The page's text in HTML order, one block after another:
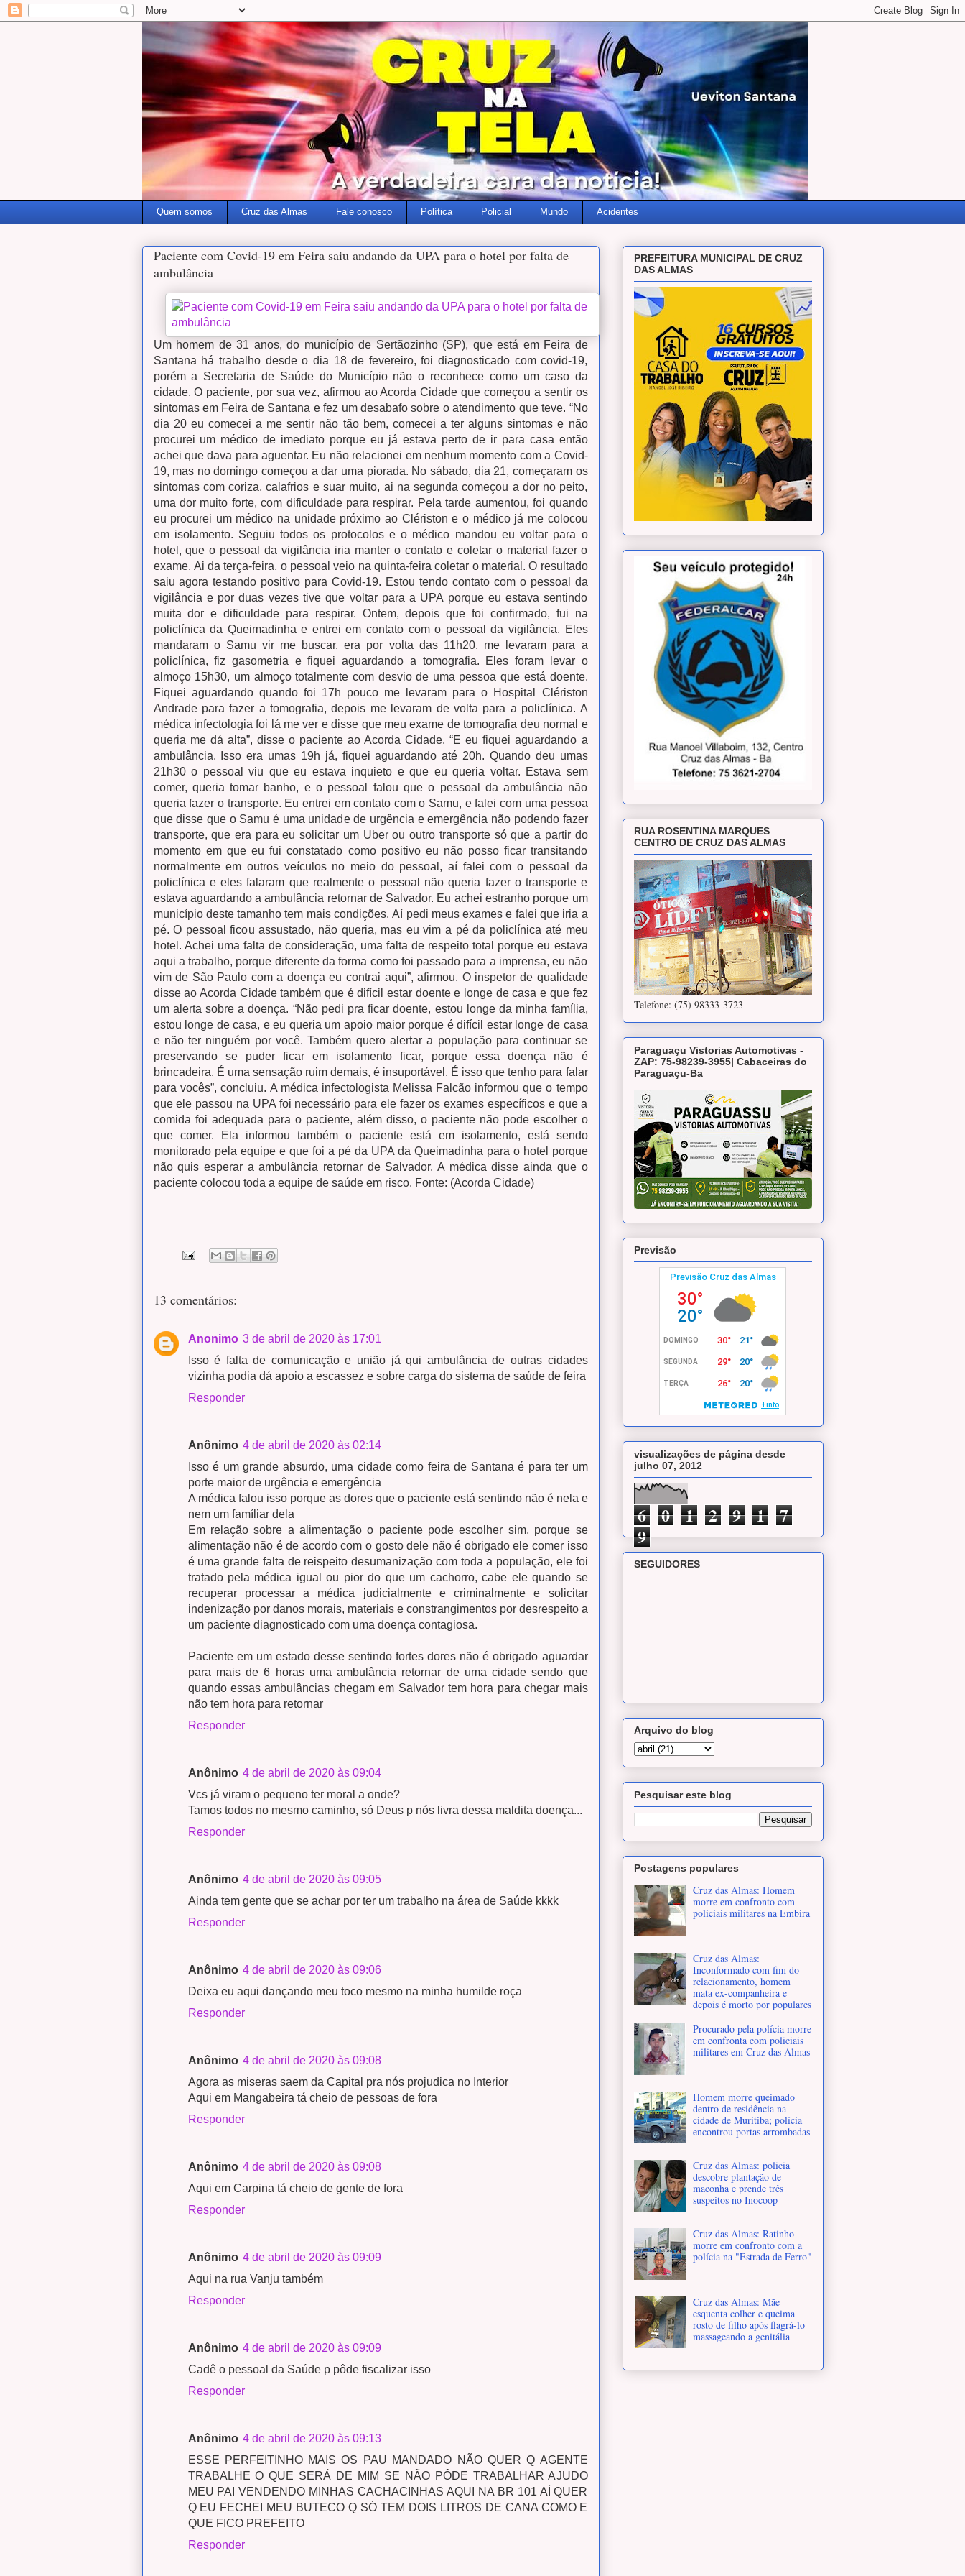
Quem somos Cruz das Almas Fale conosco Política Policial Mundo Acidentes
Paciente com Covid-19 em Feira saiu andando da UPA para o hotel por falta de
ambulância
Um homem de 31 anos, do município de Sertãozinho (SP), que está em Feira de
Santana há trabalho desde o dia 18 de fevereiro, foi diagnosticado com covid-19,
porém a Secretaria de Saúde do Município não o reconhece como um caso da
cidade. O paciente, por sua vez, afirmou ao Acorda Cidade que começou a sentir os
sintomas em Feira de Santana e fez um desabafo sobre o atendimento que teve. “No
dia 20 eu comecei a me sentir não tão bem, comecei a ter alguns sintomas e não
procurei um médico de imediato porque eu já estava perto de ir para casa então
achei que dava para aguentar. Eu não relacionei em nenhum momento com a Covid-
19, mas no domingo começou a dar uma piorada. No sábado, dia 21, começaram os
sintomas com coriza, calafrios e suar muito, ai na segunda começou a dor no peito,
uma dor muito forte, com dificuldade para respirar. Pela tarde aumentou, foi quando
eu procurei um médico na unidade próximo ao Clériston e o médico já me colocou
em isolamento. Seguiu todos os protocolos e o médico mandou eu voltar para o
hotel, que o pessoal da vigilância iria manter o contato e coletar o material fazer o
exame. Ai da terça-feira, o pessoal veio na quinta-feira coletar o material. O resultado
saiu agora testando positivo para Covid-19. Estou tendo contato com o pessoal da
vigilância e por duas vezes tive que voltar para a UPA porque eu estava sentindo
muita dor e dificuldade para respirar. Ontem, depois que foi confirmado, fui na
policlínica da Queimadinha e entrei em contato com o pessoal da vigilância. Eles
mandaram o Samu vir me buscar, era por volta das 11h20, me levaram para a
policlínica, fiz gasometria e fiquei aguardando a tomografia. Eles foram levar o
almoço 15h30, um almoço totalmente com desvio de uma pessoa que está doente.
Fiquei aguardando quando foi 17h pouco me levaram para o Hospital Clériston
Andrade para fazer a tomografia, depois me levaram de volta para a policlínica. A
médica infectologia foi lá me ver e disse que meu exame de tomografia deu normal e
queria me dá alta”, disse o paciente ao Acorda Cidade.“E eu fiquei aguardando a
ambulância. Isso era umas 19h já, fiquei aguardando até 20h. Quando deu umas
21h30 o pessoal viu que eu estava inquieto e que eu queria voltar. Estava sem
comer, queria tomar banho, e o pessoal falou que o pessoal da ambulância não
queria fazer o transporte. Eu entrei em contato com o Samu, e falei com uma pessoa
que disse que o Samu é uma unidade de urgência e emergência não podendo fazer
transporte, que era para eu solicitar um Uber ou outro transporte só que a partir do
momento em que eu fui constatado como positivo eu não posso ficar transitando
normalmente em outros veículos no meio do pessoal, aí falei com o pessoal da
policlínica e eles falaram que realmente o pessoal não queria fazer o transporte e
estava aguardando a ambulância retornar de Salvador. Eu achei estranho porque um
município deste tamanho tem mais condições.Aí pedi meus exames e falei que iria a
pé. O pessoal ficou assustado, não queria, mas eu vim a pé da policlínica até meu
hotel. Achei uma falta de consideração, uma falta de respeito total porque eu estava
aqui a trabalho, porque diferente da forma como foi passado para a imprensa, eu não
vim de São Paulo com a doença eu contrai aqui”, afirmou. O inspetor de qualidade
disse ao Acorda Cidade também que é difícil estar doente e longe de casa e que fez
um alerta sobre a doença. “Não pedi pra ficar doente, estou longe da minha família,
estou longe de casa, e eu queria um apoio maior porque é difícil estar longe de casa
e não ter ninguém por você. Também quero alertar a população para continuar se
preservando se puder ficar em isolamento ficar, porque essa doença não é
brincadeira. É uma sensação ruim demais, é insuportável. É isso que tenho para falar
para vocês”, concluiu. A médica infectologista Melissa Falcão informou que o tempo
que ele passou na UPA foi necessário para ele fazer os exames específicos e que a
comida foi adequada para o paciente, além disso, o paciente não pode escolher o
que comer.
Ela informou também o paciente está em isolamento, está sendo
monitorado pela equipe e que foi a pé da UPA da Queimadinha para o hotel porque
não quis esperar a ambulância retornar de Salvador. A médica disse ainda que o
paciente colocou toda a equipe de saúde em risco. Fonte: (Acorda Cidade)
13 comentários:
Anonimo 3 de abril de 2020 às 17:01
Isso é falta de comunicação e união já qui ambulância de outras cidades
vizinha podia dá apoio a escassez e sobre carga do sistema de saúde de feira
Responder
Anônimo 4 de abril de 2020 às 02:14
Isso é um grande absurdo, uma cidade como feira de Santana é para ter um
porte maior de urgência e emergência
A médica falou isso porque as dores que o paciente está sentindo não é nela e
nem um famíliar dela
Em relação sobre a alimentação o paciente pode escolher sim, porque se
alimentação não é de acordo com o gosto dele não é obrigado ele comer isso
é uma grande falta de reispeito desumanização com toda a população, ele foi
tratado pela médica igual ou pior do que um cachorro, cabe ele quando se
recuperar processar a médica judicialmente e criminalmente e solicitar
indenização por danos morais, materiais e constrangimentos por desrespeito a
um paciente diagnosticado com uma doença contagiosa.
Paciente em um estado desse sentindo fortes dores não é obrigado aguardar
para mais de 6 horas uma ambulância retornar de uma cidade sendo que
quando essas ambulâncias chegam em Salvador tem hora para chegar mais
não tem hora para retornar
Responder
Anônimo 4 de abril de 2020 às 09:04
Vcs já viram o pequeno ter moral a onde?
Tamos todos no mesmo caminho, só Deus p nós livra dessa maldita doença...
Responder
Anônimo 4 de abril de 2020 às 09:05
Ainda tem gente que se achar por ter um trabalho na área de Saúde kkkk
Responder
Anônimo 4 de abril de 2020 às 09:06
Deixa eu aqui dançando meu toco mesmo na minha humilde roça
Responder
Anônimo 4 de abril de 2020 às 09:08
Agora as miseras saem da Capital pra nós projudica no Interior
Aqui em Mangabeira tá cheio de pessoas de fora
Responder
Anônimo 4 de abril de 2020 às 09:08
Aqui em Carpina tá cheio de gente de fora
Responder
Anônimo 4 de abril de 2020 às 09:09
Aqui na rua Vanju também
Responder
Anônimo 4 de abril de 2020 às 09:09
Cadê o pessoal da Saúde p pôde fiscalizar isso
Responder
Anônimo 4 de abril de 2020 às 09:13
ESSE PERFEITINHO MAIS OS PAU MANDADO NÃO QUER Q AGENTE
TRABALHE O QUE SERÁ DE MIM SE NÃO PÔDE TRABALHAR AJUDO
MEU PAI VENDENDO MINHAS CACHACINHAS AQUI NA BR 101 AÍ QUER
Q EU FECHEI MEU BUTECO Q SÓ TEM DOIS LITROS DE CANA COMO E
QUE FICO PREFEITO
Responder
PREFEITURA MUNICIPAL DE CRUZ
DAS ALMAS
RUA ROSENTINA MARQUES
CENTRO DE CRUZ DAS ALMAS
Telefone: (75) 98333-3723
Paraguaçu Vistorias Automotivas -
ZAP: 75-98239-3955| Cabaceiras do
Paraguaçu-Ba
Previsão
visualizações de página desde
julho 07, 2012
6 0 1 2 9 1 7
9
SEGUIDORES
Arquivo do blog
Pesquisar este blog
Postagens populares
Cruz das Almas: Homem
morre em confronto com
policiais militares na Embira
Cruz das Almas:
Inconformado com fim do
relacionamento, homem
mata ex-companheira e
depois é morto por populares
Procurado pela polícia morre
em confronta com policiais
militares em Cruz das Almas
Homem morre queimado
dentro de residência na
cidade de Muritiba; polícia
encontrou portas arrombadas
Cruz das Almas: policia
descobre plantação de
maconha e prende três
suspeitos no Inocoop
Cruz das Almas: Ratinho
morre em confronto com a
polícia na "Estrada de Ferro"
Cruz das Almas: Mãe
esquenta colher e queima
rosto de filho após flagrá-lo
massageando a genitália